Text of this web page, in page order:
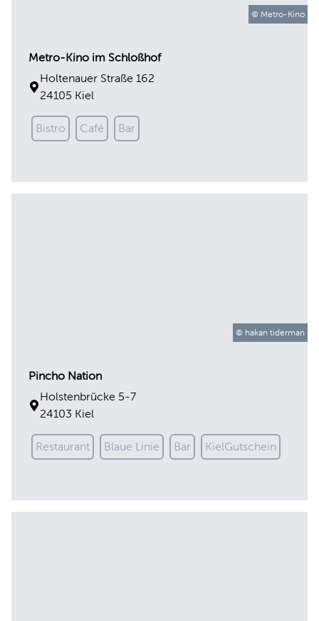
© Metro-Kino
Metro-Kino im Schloßhof
Holtenauer Straße 162
24105 Kiel
Bistro Café Bar
© hakan tiderman
Pincho Nation
Holstenbrücke 5-7
24103 Kiel
Restaurant Blaue Linie Bar KielGutschein